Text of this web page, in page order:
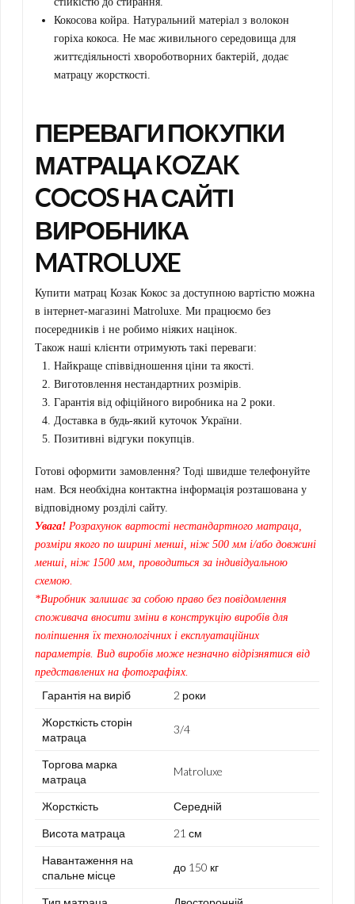
Кокосова койра. Натуральний матеріал з волокон
горіха кокоса. Не має живильного середовища для
життєдіяльності хвороботворних бактерій, додає
матрацу жорсткості.
ПЕРЕВАГИ ПОКУПКИ
МАТРАЦА KOZAK
COСOS НА САЙТІ
ВИРОБНИКА
MATROLUXE
Купити матрац Козак Кокос за доступною вартістю можна
в інтернет-магазині Matroluxe. Ми працюємо без
посередників і не робимо ніяких націнок.
Також наші клієнти отримують такі переваги:
Найкраще співвідношення ціни та якості.
Виготовлення нестандартних розмірів.
Гарантія від офіційного виробника на 2 роки.
Доставка в будь-який куточок України.
Позитивні відгуки покупців.
Готові оформити замовлення? Тоді швидше телефонуйте
нам. Вся необхідна контактна інформація розташована у
відповідному розділі сайту.
Увага! Розрахунок вартості нестандартного матраца,
розміри якого по ширині менші, ніж 500 мм і/або довжині
менші, ніж 1500 мм, проводиться за індивідуальною
схемою.
*Виробник залишає за собою право без повідомлення
споживача вносити зміни в конструкцію виробів для
поліпшення їх технологічних і експлуатаційних
параметрів. Вид виробів може незначно відрізнятися від
представлених на фотографіях.
Гарантія на виріб
2 роки
Жорсткість сторін
матраца
3/4
Торгова марка
матраца
Matroluxe
Жорсткість
Середній
Висота матраца
21 см
Навантаження на
спальне місце
до 150 кг